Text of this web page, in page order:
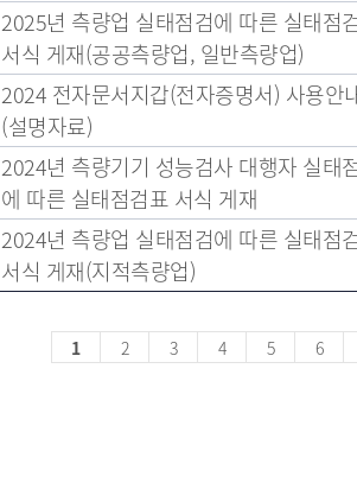
2025년 측량업 실태점검에 따른 실태점
서식 게재(공공측량업, 일반측량업)
2024 전자문서지갑(전자증명서) 사용안
(설명자료)
2024년 측량기기 성능검사 대행자 실태
에 따른 실태점검표 서식 게재
2024년 측량업 실태점검에 따른 실태점
서식 게재(지적측량업)
1 2 3 4 5 6